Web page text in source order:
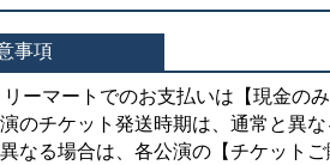
事項
ーマートでのお支払いは【現金の
のチケット発送時期は、通常と異
なる場合は、各公演の【チケット